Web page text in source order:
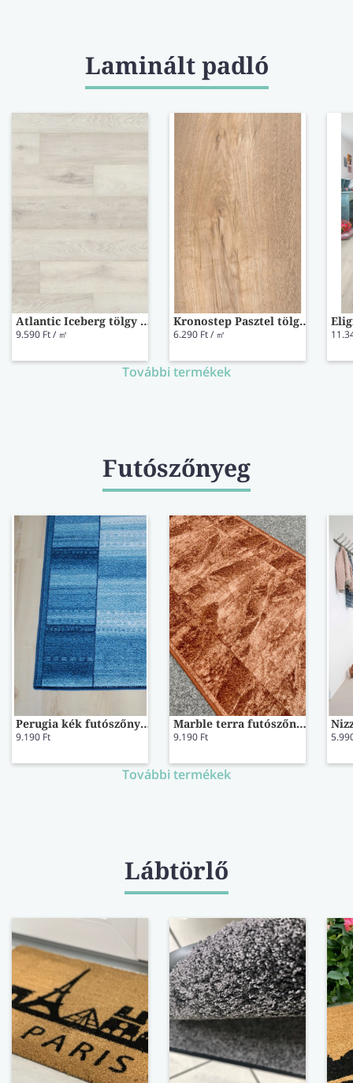
Laminált padló
Atlantic Iceberg tölgy laminált padló K336
9.590 Ft / ㎡
Kronostep Pasztel tölgy laminált padló 8279
6.290 Ft / ㎡
További termékek
Futószőnyeg
Perugia kék futószőnyeg 100 cm-es
9.190 Ft
Marble terra futószőnyeg 100 cm-es
9.190 Ft
További termékek
Lábtörlő